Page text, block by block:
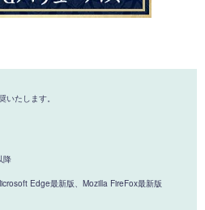
たします。
降
Edge最新版、Mozilla FireFox最新版